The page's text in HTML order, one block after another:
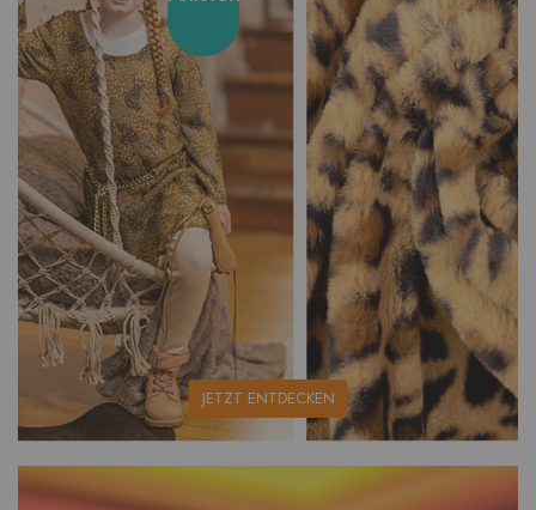
unsere
JETZT ENTDECKEN